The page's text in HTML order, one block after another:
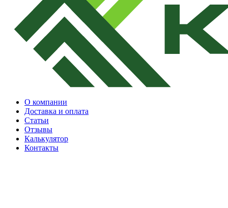
О компании
Доставка и оплата
Статьи
Отзывы
Калькулятор
Контакты